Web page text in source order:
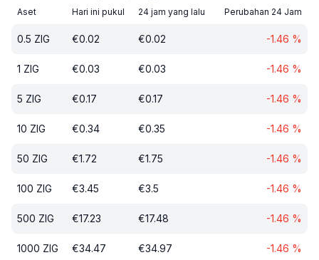
Aset Hari ini pukul 24 jam yang lalu Perubahan 24 Jam
0.5 ZIG €0.02 €0.02 -1.46 %
1 ZIG €0.03 €0.03 -1.46 %
5 ZIG €0.17 €0.17 -1.46 %
10 ZIG €0.34 €0.35 -1.46 %
50 ZIG €1.72 €1.75 -1.46 %
100 ZIG €3.45 €3.5 -1.46 %
500 ZIG €17.23 €17.48 -1.46 %
1000 ZIG €34.47 €34.97 -1.46 %